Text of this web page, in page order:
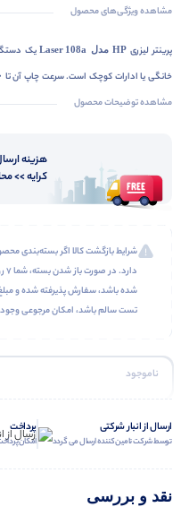
مشاهده ویژگی‌های محصول
پرینتر لیزری HP مدل Laser 108a
یک
خانگی یا ادارات کوچک است. سرعت چاپ آن تا
dpiمی‌رسد. این پرینتر مجهز به حافظه۶۴ مگابایت
در نظر گرفته
استفاده می‌کند.
مشاهده توضیحات محصول
هزینه
کرایه >>
شرایط بازگشت کالا اگر بسته‌بندی
شده باشد، سفارش پذیرفته شده و
تست سالم باشد، امکان مرجوعی
ناموجود
ارسال از انبار شرکتی
توسط شرکت تامین کننده ارسال می گردد
پرداخت
امکان
نقد و بررسی